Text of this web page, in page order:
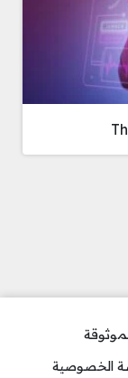
الخصوصية